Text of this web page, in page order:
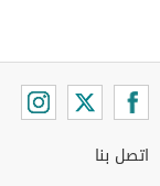
اتصل بنا